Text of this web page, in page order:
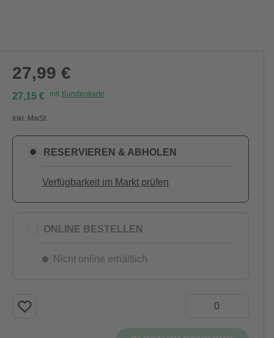
27,99 €
27,15 € mit Kundenkarte
Inkl. MwSt.
RESERVIEREN & ABHOLEN
Verfügbarkeit im Markt prüfen
ONLINE BESTELLEN
Nicht online erhältlich